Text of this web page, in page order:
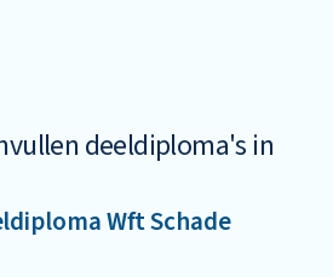
deeldiploma's in
Wft Schade